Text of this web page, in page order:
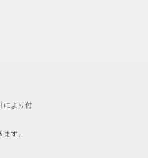
により付
す。